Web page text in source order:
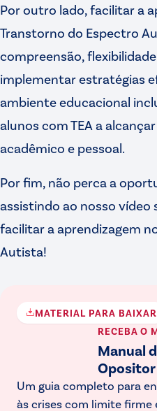
Por outro lado, facilitar a
Transtorno do Espectro
compreensão,
implementar estratégias
ambiente educacional
alunos com TEA a
acadêmico e pessoal.
Por fim, não perca a
assistindo ao nosso vídeo
facilitar a aprendizagem
Autista!
MATERIAL PARA BAIXAR
RECEBA O
Manual
Opositor
Um guia completo para
às crises com limite firme